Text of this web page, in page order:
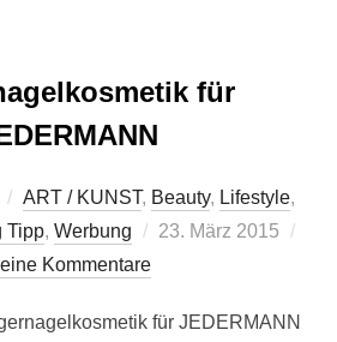
für
ART / KUNST, Beauty, Lifestyle,
Tipp, Werbung
Veröffentlicht
23. März 2015
Kommentare
für JEDERMANN